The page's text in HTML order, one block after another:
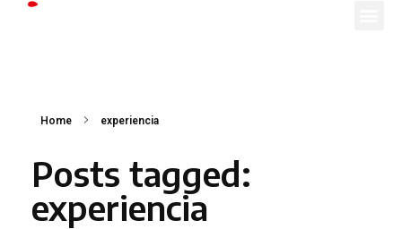
Home experiencia
Posts tagged:
experiencia